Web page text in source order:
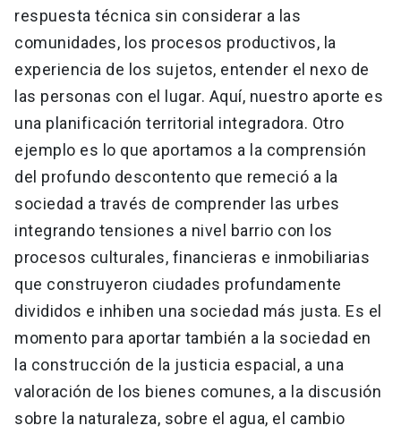
respuesta técnica sin considerar a las
comunidades, los procesos productivos, la
experiencia de los sujetos, entender el nexo de
las personas con el lugar. Aquí, nuestro aporte es
una planificación territorial integradora. Otro
ejemplo es lo que aportamos a la comprensión
del profundo descontento que remeció a la
sociedad a través de comprender las urbes
integrando tensiones a nivel barrio con los
procesos culturales, financieras e inmobiliarias
que construyeron ciudades profundamente
divididos e inhiben una sociedad más justa. Es el
momento para aportar también a la sociedad en
la construcción de la justicia espacial, a una
valoración de los bienes comunes, a la discusión
sobre la naturaleza, sobre el agua, el cambio